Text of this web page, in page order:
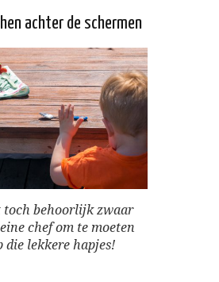
achter de schermen
toch behoorlijk zwaar
chef om te moeten
die lekkere hapjes!